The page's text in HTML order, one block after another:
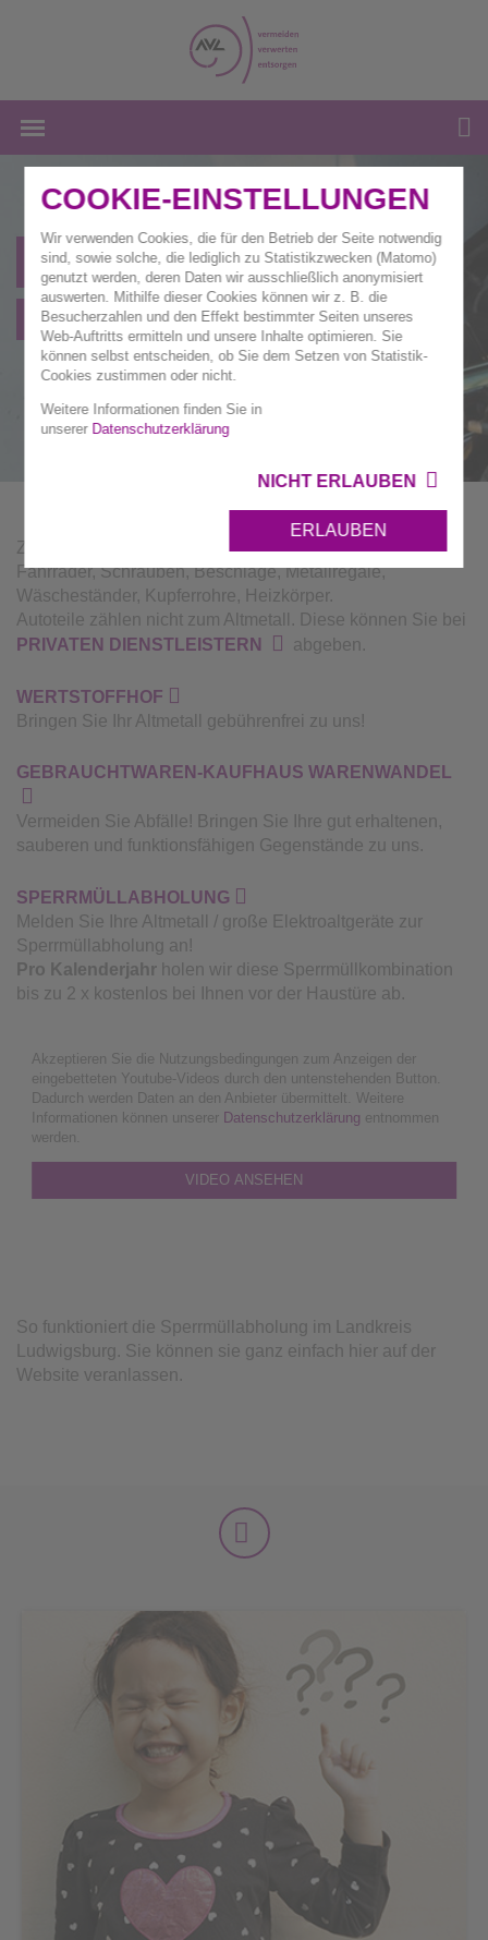
COOKIE-EINSTELLUNGEN
Wir verwenden Cookies, die für den Betrieb der Seite notwendig
sind, sowie solche, die lediglich zu Statistikzwecken (Matomo)
genutzt werden, deren Daten wir ausschließlich anonymisiert
auswerten. Mithilfe dieser Cookies können wir z. B. die
Besucherzahlen und den Effekt bestimmter Seiten unseres
Web-Auftritts ermitteln und unsere Inhalte optimieren. Sie
können selbst entscheiden, ob Sie dem Setzen von Statistik-
Cookies zustimmen oder nicht.
Weitere Informationen finden Sie in
unserer Datenschutzerklärung
NICHT ERLAUBEN
ERLAUBEN
Altmetall
Wertstoffe und Abfälle
Zu Altmetall zählen: Gegenstände aus Metall, z. B.
Fahrräder, Schrauben, Beschläge, Metallregale,
Wäscheständer, Kupferrohre, Heizkörper.
Autoteile zählen nicht zum Altmetall. Diese können Sie bei
PRIVATEN DIENSTLEISTERN
abgeben.
WERTSTOFFHOF
Bringen Sie Ihr Altmetall gebührenfrei zu uns!
GEBRAUCHTWAREN-KAUFHAUS WARENWANDEL
Vermeiden Sie Abfälle! Bringen Sie Ihre gut erhaltenen,
sauberen und funktionsfähigen Gegenstände zu uns.
SPERRMÜLLABHOLUNG
Melden Sie Ihre Altmetall / große Elektroaltgeräte zur
Sperrmüllabholung an!
Pro Kalenderjahr holen wir diese Sperrmüllkombination
bis zu 2 x kostenlos bei Ihnen vor der Haustüre ab.
Akzeptieren Sie die Nutzungsbedingungen zum Anzeigen der
eingebetteten Youtube-Videos durch den untenstehenden Button.
Dadurch werden Daten an den Anbieter übermittelt. Weitere
Informationen können unserer Datenschutzerklärung entnommen
werden.
VIDEO ANSEHEN
So funktioniert die Sperrmüllabholung im Landkreis
Ludwigsburg. Sie können sie ganz einfach hier auf der
Website veranlassen.